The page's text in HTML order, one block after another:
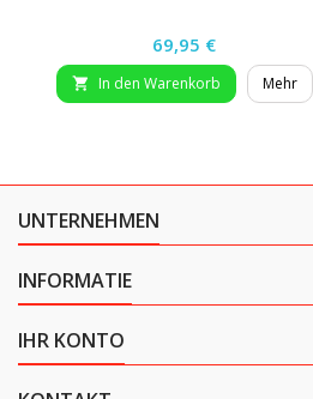
Preis
69,95 €
 In den Warenkorb Mehr
UNTERNEHMEN
INFORMATIE
IHR KONTO